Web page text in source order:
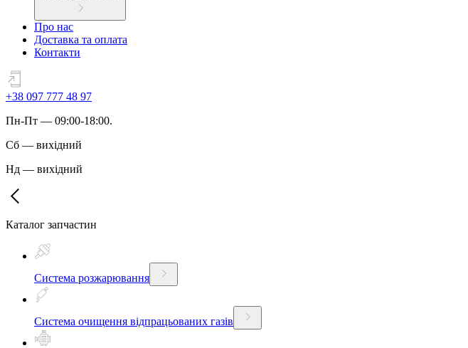
Про нас
Доставка та оплата
Контакти
+38 097 777 48 97
Пн-Пт — 09:00-18:00.
Сб — вихідний
Нд — вихідний
Каталог запчастин
Система розжарювання
Система очищення відпрацьованих газів